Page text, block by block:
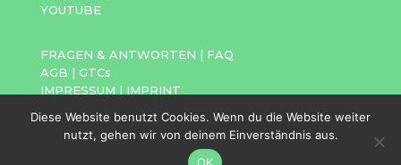
YOUTUBE
FRAGEN & ANTWORTEN | FAQ
AGB | GTCs
IMPRESSUM | IMPRINT
Diese Website benutzt Cookies. Wenn du die Website weiter
nutzt, gehen wir von deinem Einverständnis aus.
OK